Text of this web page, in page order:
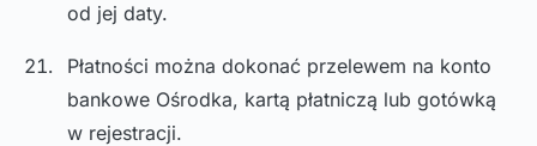
od jej daty.
Płatności można dokonać przelewem na konto
bankowe Ośrodka, kartą płatniczą lub gotówką
w rejestracji.